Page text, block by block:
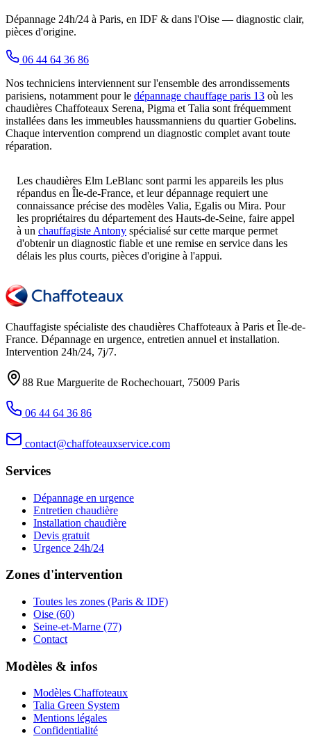
Dépannage 24h/24 à Paris, en IDF & dans l'Oise — diagnostic clair,
pièces d'origine.
06 44 64 36 86
Nos techniciens interviennent sur l'ensemble des arrondissements
parisiens, notamment pour le dépannage chauffage paris 13 où les
chaudières Chaffoteaux Serena, Pigma et Talia sont fréquemment
installées dans les immeubles haussmanniens du quartier Gobelins.
Chaque intervention comprend un diagnostic complet avant toute
réparation.
Les chaudières Elm LeBlanc sont parmi les appareils les plus
répandus en Île-de-France, et leur dépannage requiert une
connaissance précise des modèles Valia, Egalis ou Mira. Pour
les propriétaires du département des Hauts-de-Seine, faire appel
à un chauffagiste Antony spécialisé sur cette marque permet
d'obtenir un diagnostic fiable et une remise en service dans les
délais les plus courts, pièces d'origine à l'appui.
Chauffagiste spécialiste des chaudières Chaffoteaux à Paris et Île-de-
France. Dépannage en urgence, entretien annuel et installation.
Intervention 24h/24, 7j/7.
88 Rue Marguerite de Rochechouart, 75009 Paris
06 44 64 36 86
contact@chaffoteauxservice.com
Services
Dépannage en urgence
Entretien chaudière
Installation chaudière
Devis gratuit
Urgence 24h/24
Zones d'intervention
Toutes les zones (Paris & IDF)
Oise (60)
Seine-et-Marne (77)
Contact
Modèles & infos
Modèles Chaffoteaux
Talia Green System
Mentions légales
Confidentialité